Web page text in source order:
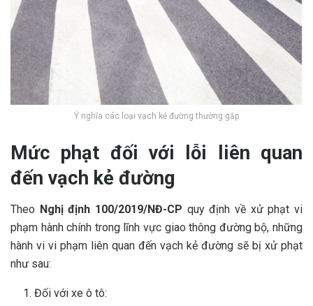
Ý nghĩa các loại vạch kẻ đường thường gặp
Mức phạt đối với lỗi liên quan
đến vạch kẻ đường
Theo Nghị định 100/2019/NĐ-CP quy định về xử phạt vi
phạm hành chính trong lĩnh vực giao thông đường bộ, những
hành vi vi phạm liên quan đến vạch kẻ đường sẽ bị xử phạt
như sau:
Đối với xe ô tô: